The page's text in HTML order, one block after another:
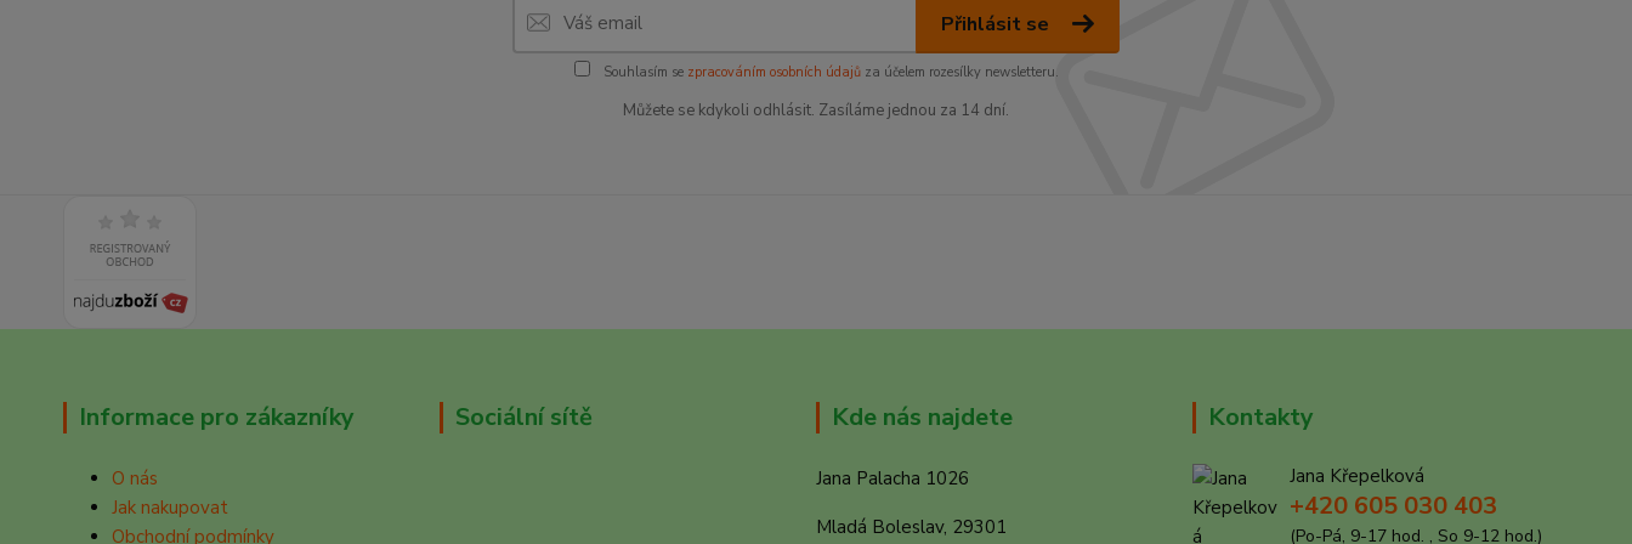
Přihlásit se
Souhlasím se zpracováním osobních údajůza účelem rozesílky newsletteru.
Můžete se kdykoli odhlásit. Zasíláme jednou za 14 dní.
Informace pro zákazníky
O nás
Jak nakupovat
Obchodní podmínky
Sociální sítě Kde nás najdete
Jana Palacha 1026
Mladá Boleslav, 29301
Kontakty
Jana Křepelková
+420 605 030 403
(Po-Pá, 9-17 hod. , So 9-12 hod.)